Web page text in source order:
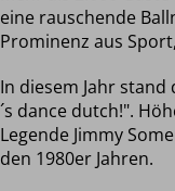
eine rauschende
Prominenz aus
In diesem Jahr
´s dance dutch!".
Legende Jimmy
den 1980er Jahren.